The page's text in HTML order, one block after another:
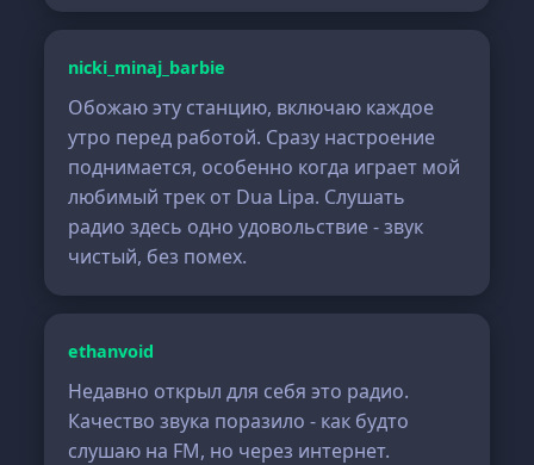
nicki_minaj_barbie
Обожаю эту станцию, включаю каждое
утро перед работой. Сразу настроение
поднимается, особенно когда играет мой
любимый трек от Dua Lipa. Слушать
радио здесь одно удовольствие - звук
чистый, без помех.
ethanvoid
Недавно открыл для себя это радио.
Качество звука поразило - как будто
слушаю на FM, но через интернет.